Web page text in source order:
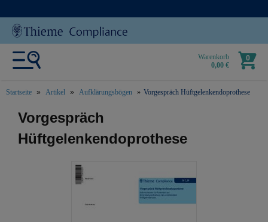
Warenkorb
0,00 €
0
Startseite Artikel Aufklärungsbögen Vorgespräch Hüftgelenkendoprothese
text.skipToContent
text.skipToNavigation
Vorgespräch
Hüftgelenkendoprothese